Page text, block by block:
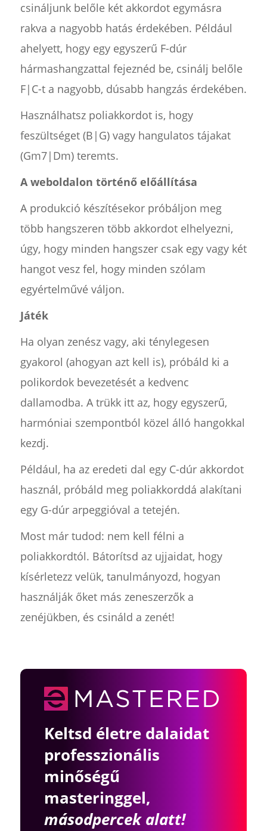
csináljunk belőle két akkordot egymásra
rakva a nagyobb hatás érdekében. Például
ahelyett, hogy egy egyszerű F-dúr
hármashangzattal fejeznéd be, csinálj belőle
F|C-t a nagyobb, dúsabb hangzás érdekében.
Használhatsz poliakkordot is, hogy
feszültséget (B|G) vagy hangulatos tájakat
(Gm7|Dm) teremts.
A weboldalon történő előállítása
A produkció készítésekor próbáljon meg
több hangszeren több akkordot elhelyezni,
úgy, hogy minden hangszer csak egy vagy két
hangot vesz fel, hogy minden szólam
egyértelművé váljon.
Játék
Ha olyan zenész vagy, aki ténylegesen
gyakorol (ahogyan azt kell is), próbáld ki a
polikordok bevezetését a kedvenc
dallamodba. A trükk itt az, hogy egyszerű,
harmóniai szempontból közel álló hangokkal
kezdj.
Például, ha az eredeti dal egy C-dúr akkordot
használ, próbáld meg poliakkorddá alakítani
egy G-dúr arpeggióval a tetején.
Most már tudod: nem kell félni a
poliakkordtól. Bátorítsd az ujjaidat, hogy
kísérletezz velük, tanulmányozd, hogyan
használják őket más zeneszerzők a
zenéjükben, és csináld a zenét!
Keltsd életre dalaidat
professzionális
minőségű
masteringgel,
másodpercek alatt!